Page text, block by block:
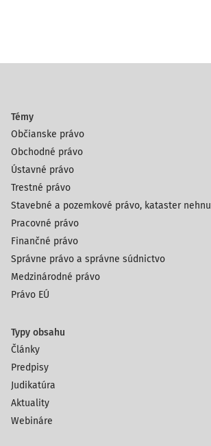
Témy
Občianske právo
Obchodné právo
Ústavné právo
Trestné právo
Stavebné a pozemkové právo, kataster
Pracovné právo
Finančné právo
Správne právo a správne súdnictvo
Medzinárodné právo
Právo EÚ
Typy obsahu
Články
Predpisy
Judikatúra
Aktuality
Webináre